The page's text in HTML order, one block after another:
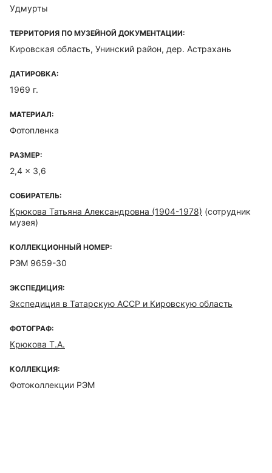
Удмурты
ТЕРРИТОРИЯ ПО МУЗЕЙНОЙ ДОКУМЕНТАЦИИ:
Кировская область, Унинский район, дер. Астрахань
ДАТИРОВКА:
1969 г.
МАТЕРИАЛ:
Фотопленка
РАЗМЕР:
2,4 x 3,6
СОБИРАТЕЛЬ:
Крюкова Татьяна Александровна (1904-1978) (сотрудник
музея)
КОЛЛЕКЦИОННЫЙ НОМЕР:
РЭМ 9659-30
ЭКСПЕДИЦИЯ:
Экспедиция в Татарскую АССР и Кировскую область
ФОТОГРАФ:
Крюкова Т.А.
КОЛЛЕКЦИЯ:
Фотоколлекции РЭМ